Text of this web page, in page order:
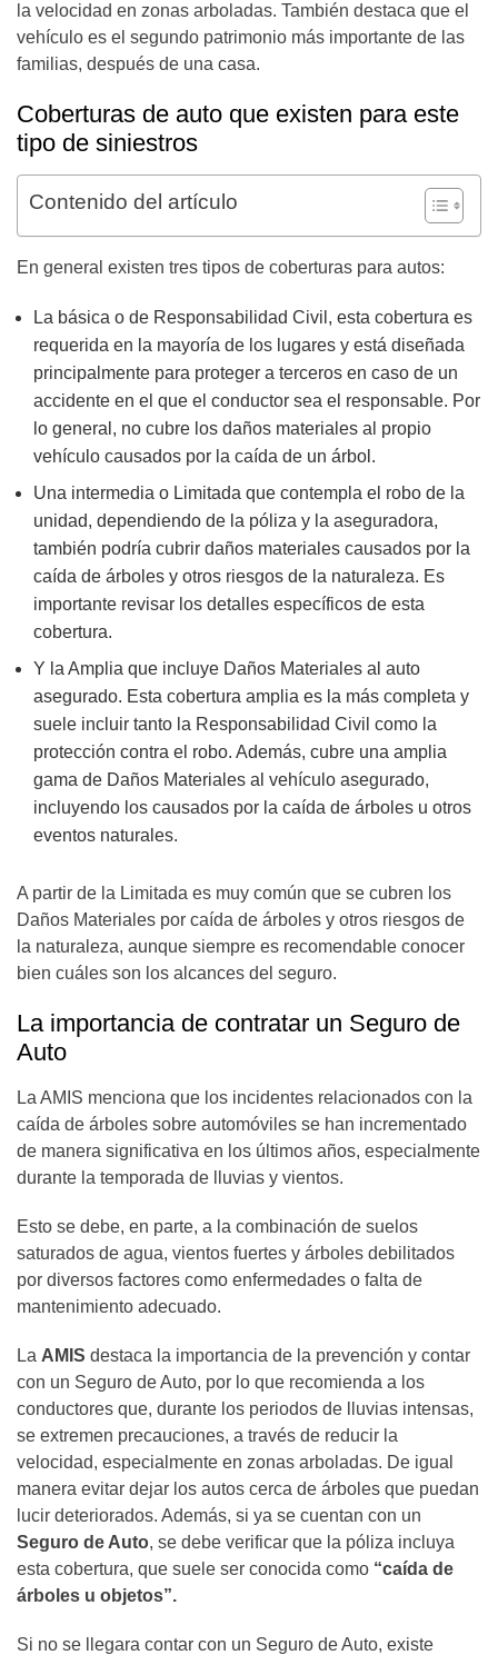
la velocidad en zonas arboladas. También destaca que el
vehículo es el segundo patrimonio más importante de las
familias, después de una casa.
Coberturas de auto que existen para este
tipo de siniestros
Contenido del artículo
En general existen tres tipos de coberturas para autos:
La básica o de Responsabilidad Civil, esta cobertura es
requerida en la mayoría de los lugares y está diseñada
principalmente para proteger a terceros en caso de un
accidente en el que el conductor sea el responsable. Por
lo general, no cubre los daños materiales al propio
vehículo causados por la caída de un árbol.
Una intermedia o Limitada que contempla el robo de la
unidad, dependiendo de la póliza y la aseguradora,
también podría cubrir daños materiales causados por la
caída de árboles y otros riesgos de la naturaleza. Es
importante revisar los detalles específicos de esta
cobertura.
Y la Amplia que incluye Daños Materiales al auto
asegurado. Esta cobertura amplia es la más completa y
suele incluir tanto la Responsabilidad Civil como la
protección contra el robo. Además, cubre una amplia
gama de Daños Materiales al vehículo asegurado,
incluyendo los causados por la caída de árboles u otros
eventos naturales.
A partir de la Limitada es muy común que se cubren los
Daños Materiales por caída de árboles y otros riesgos de
la naturaleza, aunque siempre es recomendable conocer
bien cuáles son los alcances del seguro.
La importancia de contratar un Seguro de
Auto
La AMIS menciona que los incidentes relacionados con la
caída de árboles sobre automóviles se han incrementado
de manera significativa en los últimos años, especialmente
durante la temporada de lluvias y vientos.
Esto se debe, en parte, a la combinación de suelos
saturados de agua, vientos fuertes y árboles debilitados
por diversos factores como enfermedades o falta de
mantenimiento adecuado.
La AMIS destaca la importancia de la prevención y contar
con un Seguro de Auto, por lo que recomienda a los
conductores que, durante los periodos de lluvias intensas,
se extremen precauciones, a través de reducir la
velocidad, especialmente en zonas arboladas. De igual
manera evitar dejar los autos cerca de árboles que puedan
lucir deteriorados. Además, si ya se cuentan con un
Seguro de Auto, se debe verificar que la póliza incluya
esta cobertura, que suele ser conocida como “caída de
árboles u objetos”.
Si no se llegara contar con un Seguro de Auto, existe